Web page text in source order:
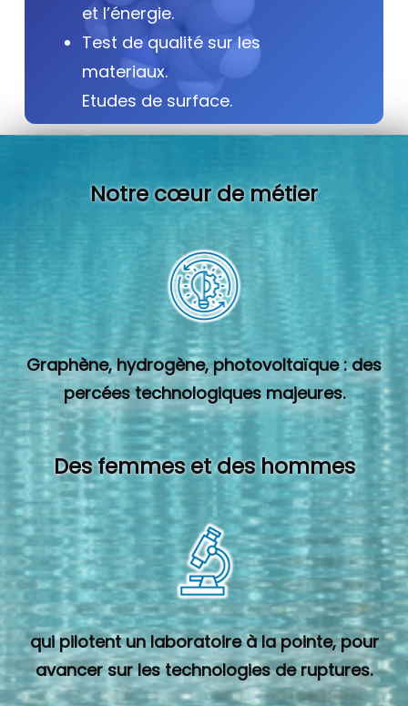
et l’énergie.
Test de qualité sur les
materiaux.
Etudes de surface.
Notre cœur de métier
Graphène, hydrogène, photovoltaïque : des
percées technologiques majeures.
Des femmes et des hommes
qui pilotent un laboratoire à la pointe, pour
avancer sur les technologies de ruptures.